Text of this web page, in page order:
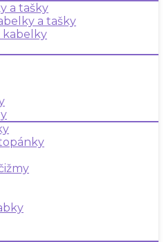
a tašky
a tašky
kabelky